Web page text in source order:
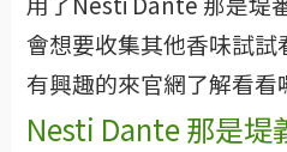
會想要收集其他香味試試
有興趣的來官網了解看看
Nesti Dante 那是堤